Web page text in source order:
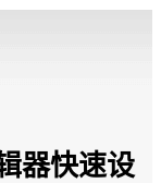
器快速设